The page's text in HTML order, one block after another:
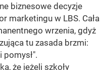
biznesowe decyzje
marketingu w LBS. Cała
wrzenia, gdyż
tu zasada brzmi:
że jeżeli szkoły